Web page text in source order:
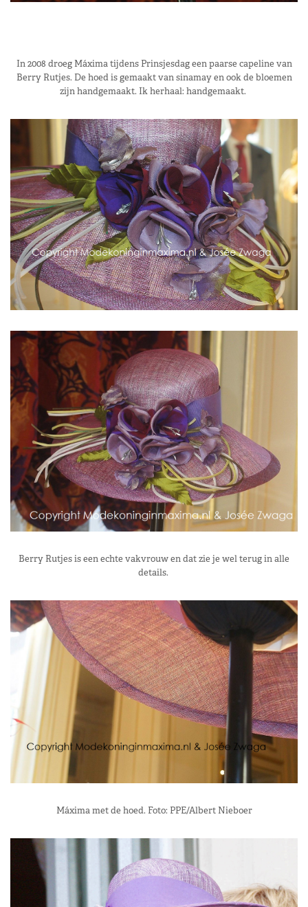
In 2008 droeg Máxima tijdens Prinsjesdag een paarse capeline van
Berry Rutjes. De hoed is gemaakt van sinamay en ook de bloemen
zijn handgemaakt. Ik herhaal: handgemaakt.
Berry Rutjes is een echte vakvrouw en dat zie je wel terug in alle
details.
Máxima met de hoed. Foto: PPE/Albert Nieboer